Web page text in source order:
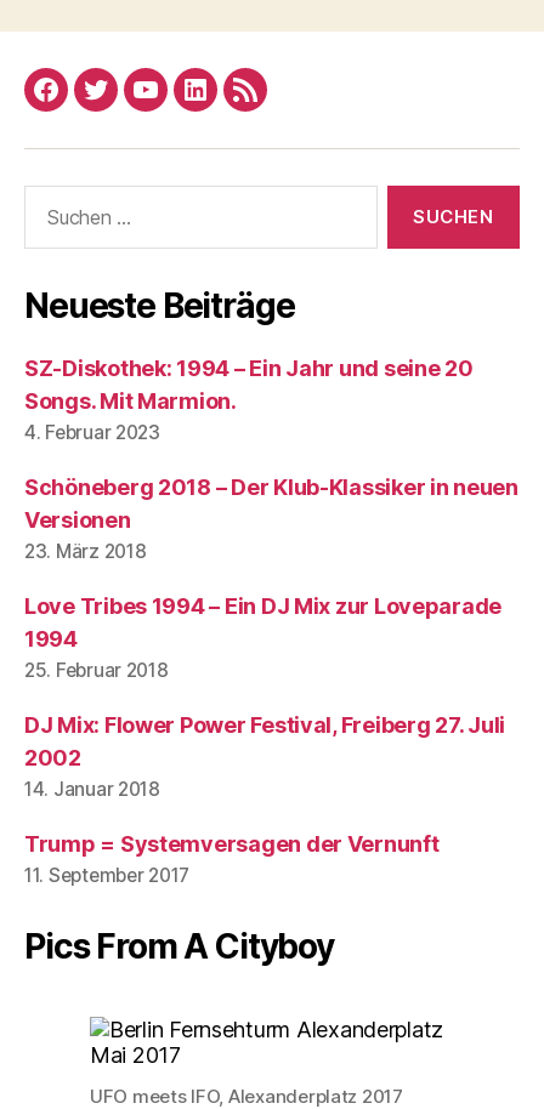
r
Facebook
TwitterYouTube
LinkedRSS
nach:
Neueste Beiträge
SZ-Diskothek: 1994 – Ein Jahr und seine 20
Songs. Mit Marmion.
4. Februar 2023
Schöneberg 2018 – Der Klub-Klassiker in neuen
Versionen
23. März 2018
Love Tribes 1994 – Ein DJ Mix zur Loveparade
1994
25. Februar 2018
DJ Mix: Flower Power Festival, Freiberg 27. Juli
2002
14. Januar 2018
Trump = Systemversagen der Vernunft
11. September 2017
Pics From A Cityboy
UFO meets IFO, Alexanderplatz 2017